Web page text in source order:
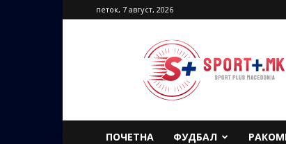
петок, 7 август, 2026
Sport
Plus
Macedonia
ПОЧЕТНА ФУДБАЛ